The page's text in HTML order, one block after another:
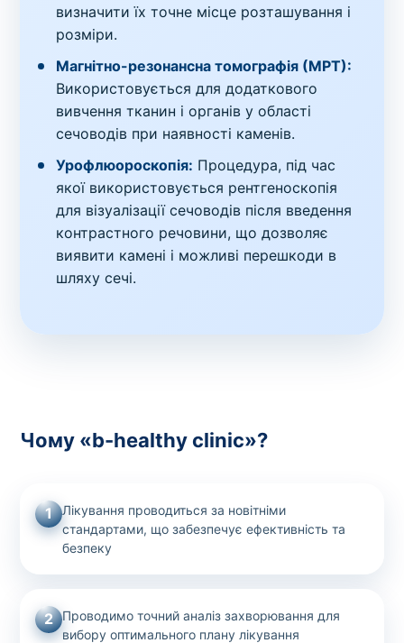
визначити їх точне місце розташування і
розміри.
Магнітно-резонансна томографія (МРТ):
Використовується для додаткового
вивчення тканин і органів у області
сечоводів при наявності каменів.
Урофлюороскопія: Процедура, під час
якої використовується рентгеноскопія
для візуалізації сечоводів після введення
контрастного речовини, що дозволяє
виявити камені і можливі перешкоди в
шляху сечі.
Чому «b-healthy clinic»?
1
Лікування проводиться за новітніми
стандартами, що забезпечує ефективність та
безпеку
2
Проводимо точний аналіз захворювання для
вибору оптимального плану лікування